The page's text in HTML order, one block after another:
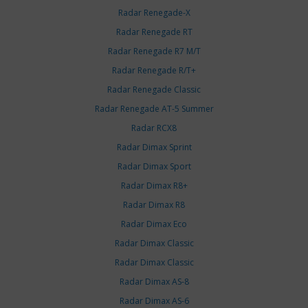
Radar Renegade-X
Radar Renegade RT
Radar Renegade R7 M/T
Radar Renegade R/T+
Radar Renegade Classic
Radar Renegade AT-5 Summer
Radar RCX8
Radar Dimax Sprint
Radar Dimax Sport
Radar Dimax R8+
Radar Dimax R8
Radar Dimax Eco
Radar Dimax Classic
Radar Dimax Classic
Radar Dimax AS-8
Radar Dimax AS-6